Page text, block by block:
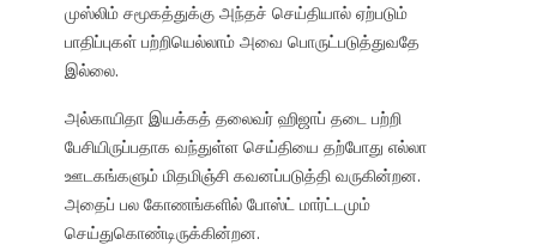
முஸ்லிம் சமூகத்துக்கு அந்தச் செய்தியால் ஏற்படும்
பாதிப்புகள் பற்றியெல்லாம் அவை பொருட்படுத்துவதே
இல்லை.
அல்காயிதா இயக்கத் தலைவர் ஹிஜாப் தடை பற்றி
பேசியிருப்பதாக வந்துள்ள செய்தியை தற்போது எல்லா
ஊடகங்களும் மிதமிஞ்சி கவனப்படுத்தி வருகின்றன.
அதைப் பல கோணங்களில் போஸ்ட் மார்ட்டமும்
செய்துகொண்டிருக்கின்றன.